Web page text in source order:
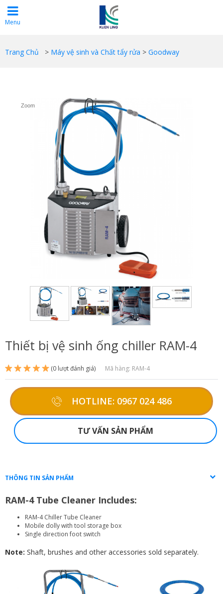
Menu
Trang Chủ > Máy vệ sinh và Chất tẩy rửa > Goodway
Zoom
Thiết bị vệ sinh ống chiller RAM-4
(0 lượt đánh giá) Mã hàng: RAM-4
HOTLINE: 0967 024 486
TƯ VẤN SẢN PHẨM
THÔNG TIN SẢN PHẨM
RAM-4 Tube Cleaner Includes:
RAM-4 Chiller Tube Cleaner
Mobile dolly with tool storage box
Single direction foot switch
Note: Shaft, brushes and other accessories sold separately.